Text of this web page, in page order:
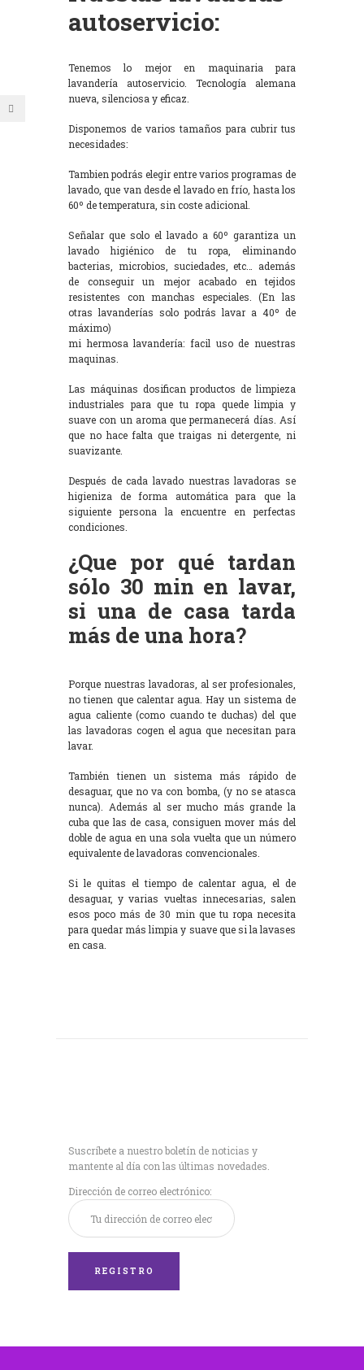
autoservicio:
Tenemos lo mejor en maquinaria para
lavandería autoservicio. Tecnología alemana
nueva, silenciosa y eficaz.
Disponemos de varios tamaños para cubrir tus
necesidades:
Tambien podrás elegir entre varios programas de
lavado, que van desde el lavado en frío, hasta los
60º de temperatura, sin coste adicional.
Señalar que solo el lavado a 60º garantiza un
lavado higiénico de tu ropa, eliminando
bacterias, microbios, suciedades, etc… además
de conseguir un mejor acabado en tejidos
resistentes con manchas especiales. (En las
otras lavanderías solo podrás lavar a 40º de
máximo)
mi hermosa lavandería: facil uso de nuestras
maquinas.
Las máquinas dosifican productos de limpieza
industriales para que tu ropa quede limpia y
suave con un aroma que permanecerá días. Así
que no hace falta que traigas ni detergente, ni
suavizante.
Después de cada lavado nuestras lavadoras se
higieniza de forma automática para que la
siguiente persona la encuentre en perfectas
condiciones.
¿Que por qué tardan
sólo 30 min en lavar,
si una de casa tarda
más de una hora?
Porque nuestras lavadoras, al ser profesionales,
no tienen que calentar agua. Hay un sistema de
agua caliente (como cuando te duchas) del que
las lavadoras cogen el agua que necesitan para
lavar.
También tienen un sistema más rápido de
desaguar, que no va con bomba, (y no se atasca
nunca). Además al ser mucho más grande la
cuba que las de casa, consiguen mover más del
doble de agua en una sola vuelta que un número
equivalente de lavadoras convencionales.
Si le quitas el tiempo de calentar agua, el de
desaguar, y varias vueltas innecesarias, salen
esos poco más de 30 min que tu ropa necesita
para quedar más limpia y suave que si la lavases
en casa.
Suscríbete a nuestro boletín de noticias y
mantente al día con las últimas novedades.
Dirección de correo electrónico: